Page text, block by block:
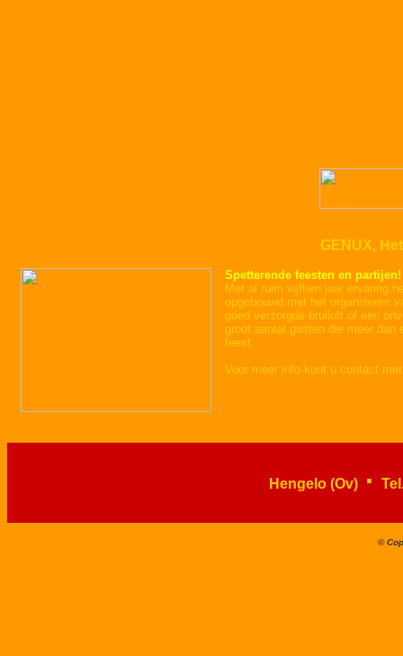
GENUX,
Spetterende feesten en partijen!
Met al ruim vijftien jaar ervaring
opgebouwd met het organiseren
goed verzorgde bruiloft of een
groot aantal gasten die meer dan
feest.
Voor meer info kunt u contact
Hengelo (Ov) .
©